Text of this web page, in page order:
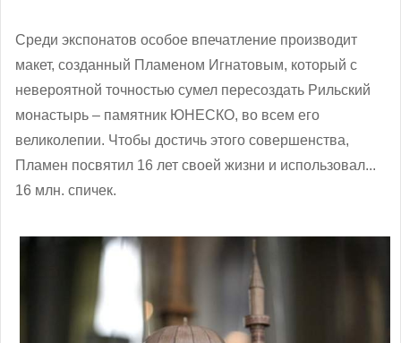
Среди экспонатов особое впечатление производит
макет, созданный Пламеном Игнатовым, который с
невероятной точностью сумел пересоздать Рильский
монастырь – памятник ЮНЕСКО, во всем его
великолепии. Чтобы достичь этого совершенства,
Пламен посвятил 16 лет своей жизни и использовал...
16 млн. спичек.